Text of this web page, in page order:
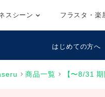
スシーン フラスタ・楽
はじめての方へ
商品一覧 【〜8/31